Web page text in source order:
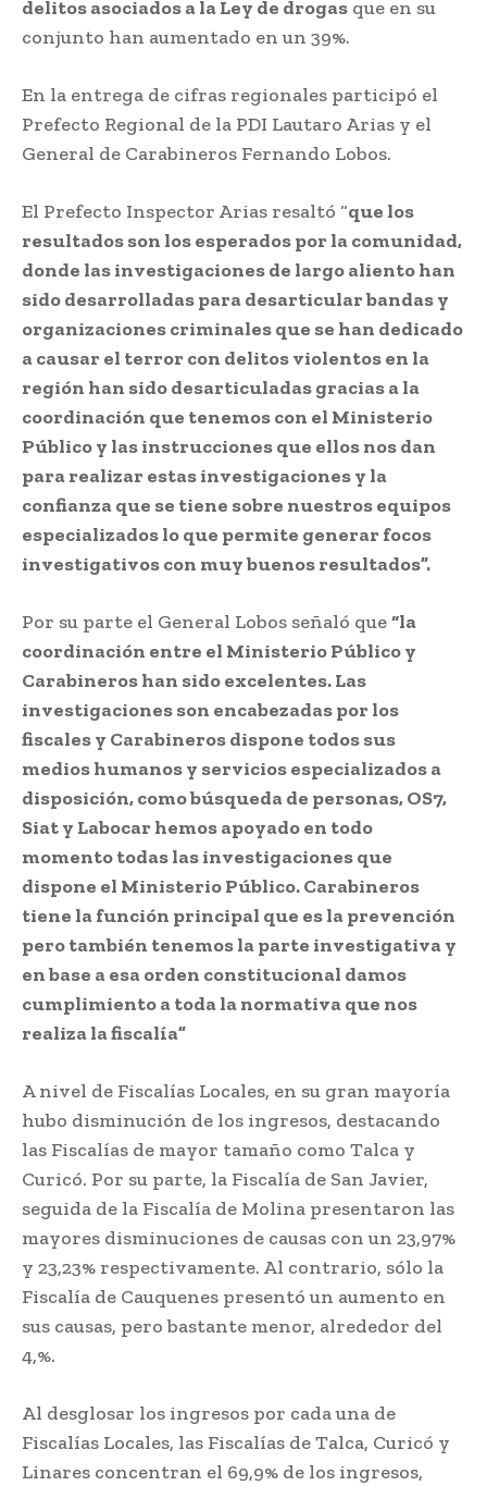
delitos asociados a la Ley de drogas que en su
conjunto han aumentado en un 39%.
En la entrega de cifras regionales participó el
Prefecto Regional de la PDI Lautaro Arias y el
General de Carabineros Fernando Lobos.
El Prefecto Inspector Arias resaltó “que los
resultados son los esperados por la comunidad,
donde las investigaciones de largo aliento han
sido desarrolladas para desarticular bandas y
organizaciones criminales que se han dedicado
a causar el terror con delitos violentos en la
región han sido desarticuladas gracias a la
coordinación que tenemos con el Ministerio
Público y las instrucciones que ellos nos dan
para realizar estas investigaciones y la
confianza que se tiene sobre nuestros equipos
especializados lo que permite generar focos
investigativos con muy buenos resultados”.
Por su parte el General Lobos señaló que“la
coordinación entre el Ministerio Público y
Carabineros han sido excelentes. Las
investigaciones son encabezadas por los
fiscales y Carabineros dispone todos sus
medios humanos y servicios especializados a
disposición, como búsqueda de personas, OS7,
Siat y Labocar hemos apoyado en todo
momento todas las investigaciones que
dispone el Ministerio Público. Carabineros
tiene la función principal que es la prevención
pero también tenemos la parte investigativa y
en base a esa orden constitucional damos
cumplimiento a toda la normativa que nos
realiza la fiscalía”
A nivel de Fiscalías Locales, en su gran mayoría
hubo disminución de los ingresos, destacando
las Fiscalías de mayor tamaño como Talca y
Curicó. Por su parte, la Fiscalía de San Javier,
seguida de la Fiscalía de Molina presentaron las
mayores disminuciones de causas con un 23,97%
y 23,23% respectivamente. Al contrario, sólo la
Fiscalía de Cauquenes presentó un aumento en
sus causas, pero bastante menor, alrededor del
4,%.
Al desglosar los ingresos por cada una de
Fiscalías Locales, las Fiscalías de Talca, Curicó y
Linares concentran el 69,9% de los ingresos,